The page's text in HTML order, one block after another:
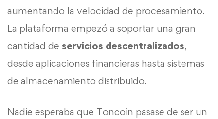
aumentando la velocidad de procesamiento.
La plataforma empezó a soportar una gran
cantidad de servicios descentralizados,
desde aplicaciones financieras hasta sistemas
de almacenamiento distribuido.
Nadie esperaba que Toncoin pasase de ser un